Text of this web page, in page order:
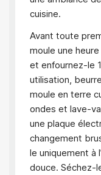
cuisine.
Avant toute
moule une
et enfournez-le
utilisation,
moule en terre
ondes et lave-
une plaque
changement
le uniquement à
douce. Séchez-